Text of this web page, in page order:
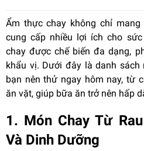
Ẩm thực chay không chỉ
cung cấp nhiều lợi ích cho
chay được chế biến đa dạng,
khẩu vị. Dưới đây là danh
bạn nên thử ngay hôm nay, từ
ăn vặt, giúp bữa ăn trở nên hấp
1. Món Chay Từ
Và Dinh Dưỡng